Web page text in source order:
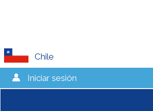
Chile
Iniciar sesión